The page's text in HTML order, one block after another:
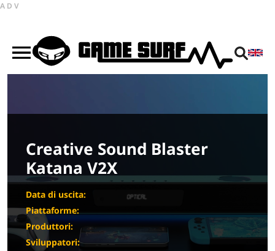
ADV
Creative Sound Blaster
Katana V2X
Data di uscita:
Piattaforme:
Produttori:
Sviluppatori: